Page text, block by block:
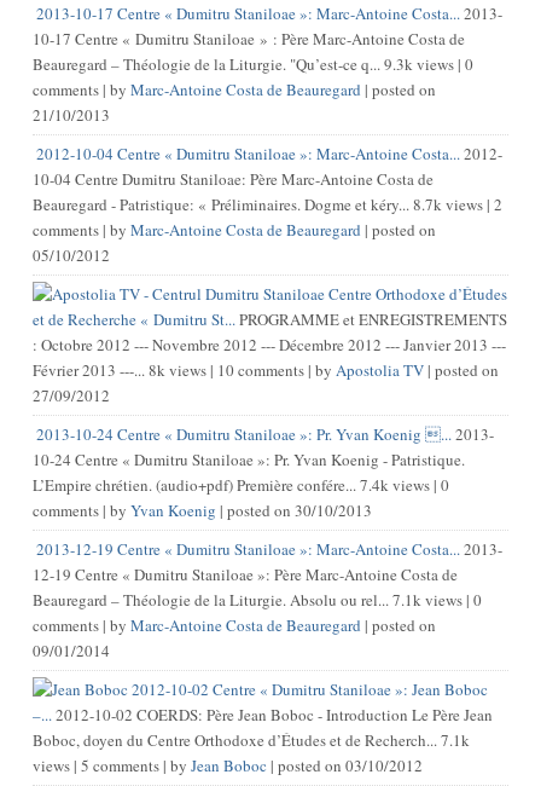
2013-10-17 Centre « Dumitru Staniloae »: Marc-Antoine Costa...2013-
10-17 Centre « Dumitru Staniloae » : Père Marc-Antoine Costa de
Beauregard – Théologie de la Liturgie. "Qu’est-ce q...9.3k views| 0
comments| by Marc-Antoine Costa de Beauregard | posted on
21/10/2013
2012-10-04 Centre « Dumitru Staniloae »: Marc-Antoine Costa...2012-
10-04 Centre Dumitru Staniloae: Père Marc-Antoine Costa de
Beauregard - Patristique: « Préliminaires. Dogme et kéry...8.7k views| 2
comments| by Marc-Antoine Costa de Beauregard | posted on
05/10/2012
Centre Orthodoxe d’Études
et de Recherche « Dumitru St...PROGRAMME et ENREGISTREMENTS
: Octobre 2012 --- Novembre 2012 --- Décembre 2012 --- Janvier 2013 ---
Février 2013 ---...8k views| 10 comments| by Apostolia TV| posted on
27/09/2012
2013-10-24 Centre « Dumitru Staniloae »: Pr. Yvan Koenig ...2013-
10-24 Centre « Dumitru Staniloae »: Pr. Yvan Koenig - Patristique.
L’Empire chrétien. (audio+pdf) Première confére...7.4k views| 0
comments| by Yvan Koenig | posted on 30/10/2013
2013-12-19 Centre « Dumitru Staniloae »: Marc-Antoine Costa...2013-
12-19 Centre « Dumitru Staniloae »: Père Marc-Antoine Costa de
Beauregard – Théologie de la Liturgie. Absolu ou rel...7.1k views| 0
comments| by Marc-Antoine Costa de Beauregard | posted on
09/01/2014
2012-10-02 Centre « Dumitru Staniloae »: Jean Boboc
–...2012-10-02 COERDS: Père Jean Boboc - Introduction Le Père Jean
Boboc, doyen du Centre Orthodoxe d’Études et de Recherch...7.1k
views| 5 comments| by Jean Boboc | posted on 03/10/2012